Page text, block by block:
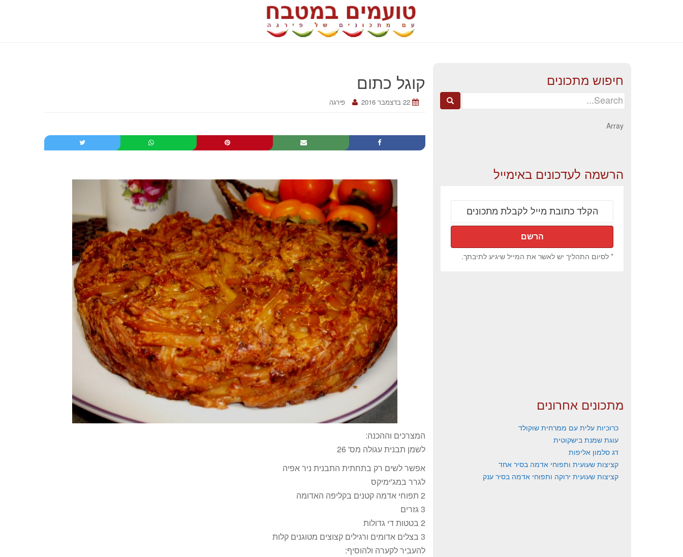
קוגל כתום
22 בדצמבר 2016 פירגה
המצרכים וההכנה:
לשמן תבנית עגולה מס' 26
אפשר לשים רק בתחתית התבנית ניר אפיה
לגרר במג'ימיקס
2 תפוחי אדמה קטנים בקליפה האדומה
3 גזרים
2 בטטות די גדולות
3 בצלים אדומים ורגילים קצוצים מטוגנים קלות
להעביר לקערה ולהוסיף:
חיפוש מתכונים
Search
Array
הרשמה לעדכונים באימייל
* לסיום התהליך יש לאשר את המייל שיגיע לתיבתך.
מתכונים אחרונים
כרוכיות עלית עם ממרחית שוקולד
עוגת שמנת בישקוטית
דג סלמון אליפות
קציצות שעועית ותפוחי אדמה בסיר אחד
קציצות שעועית ירוקה ותפוחי אדמה בסיר ענק